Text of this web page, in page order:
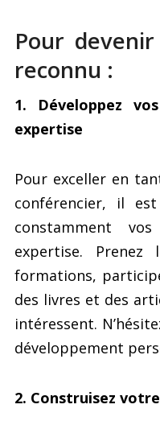
Pour
reconnu :
1. Développez
expertise
Pour exceller en
conférencier, il
constamment
expertise.
formations,
des livres et des
intéressent.
développement
2. Construisez